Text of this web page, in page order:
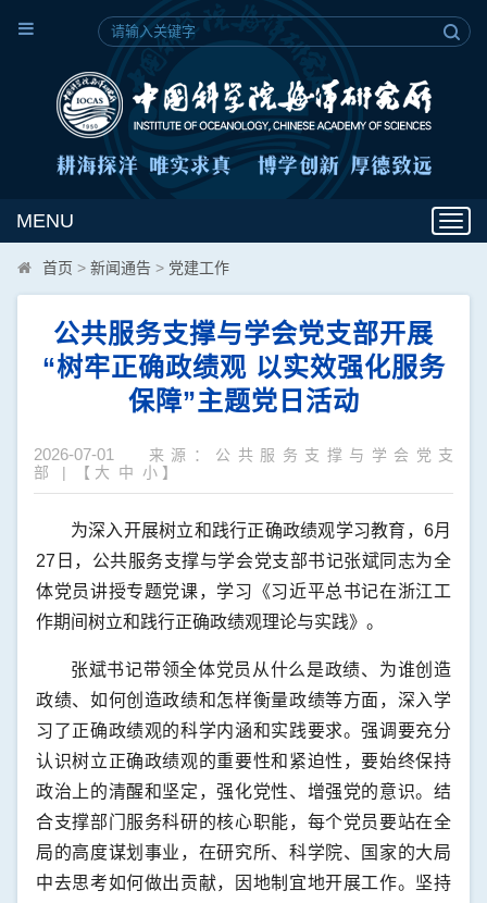
MENU
首页 > 新闻通告 > 党建工作
公共服务支撑与学会党支部开展
“树牢正确政绩观 以实效强化服务
保障”主题党日活动
2026-07-01
来源：公共服务支撑与学会党支
部 | 【 大 中 小 】
为深入开展树立和践行正确政绩观学习教育， 6月
27 日，公共服务支撑与学会党支部书记张斌同志为全
体党员讲授专题党课，学习《习近平总书记在浙江工
作期间树立和践行正确政绩观理论与实践》。
张斌书记带领全体党员从什么是政绩、为谁创造
政绩、如何创造政绩和怎样衡量政绩等方面，深入学
习了正确政绩观的科学内涵和实践要求。强调要充分
认识树立正确政绩观的重要性和紧迫性，要始终保持
政治上的清醒和坚定，强化党性、增强党的意识。结
合支撑部门服务科研的核心职能，每个党员要站在全
局的高度谋划事业，在研究所、科学院、国家的大局
中去思考如何做出贡献，因地制宜地开展工作。坚持